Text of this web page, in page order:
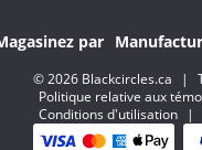
par
© 2026 Blackcircles.ca |
Politique relative aux
Conditions d'utilisation
|